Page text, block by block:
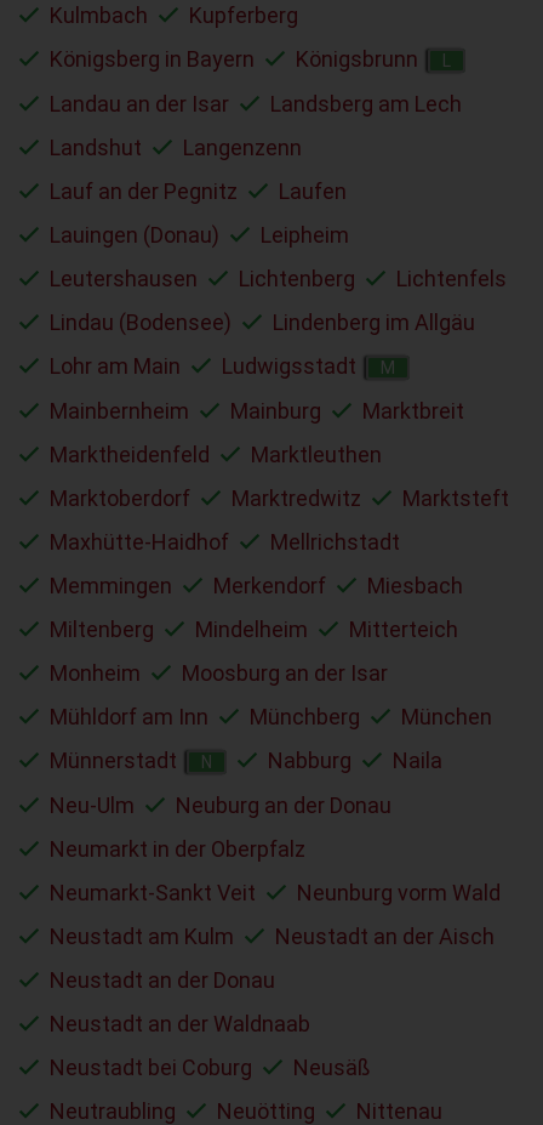
Kulmbach
Kupferberg
Königsberg in Bayern
Königsbrunn
Landau an der Isar
Landsberg am Lech
Landshut
Langenzenn
Lauf an der Pegnitz
Laufen
Lauingen (Donau)
Leipheim
Leutershausen
Lichtenberg
Lichtenfels
Lindau (Bodensee)
Lindenberg im Allgäu
Lohr am Main
Ludwigsstadt M
Mainbernheim Mainburg
Marktbreit
Marktheidenfeld
Marktleuthen
Marktoberdorf
Marktredwitz
Marktsteft
Maxhütte-Haidhof
Mellrichstadt
Memmingen
Merkendorf
Miesbach
Miltenberg
Mindelheim
Mitterteich
Monheim
Moosburg an der Isar
Mühldorf am Inn
Münchberg
München
Münnerstadt
N Nabburg
Naila
Neu-Ulm
Neuburg an der Donau
Neumarkt in der Oberpfalz
Neumarkt-Sankt Veit
Neunburg vorm Wald
Neustadt am Kulm
Neustadt an der Aisch
Neustadt an der Donau
Neustadt an der Waldnaab
Neustadt bei Coburg
Neusäß
Neutraubling
Neuötting
Nittenau